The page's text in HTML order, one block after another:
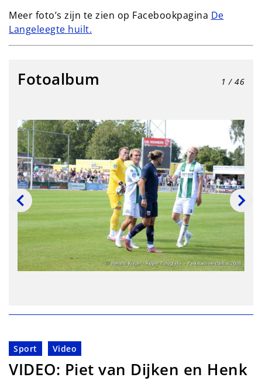
Meer foto’s zijn te zien op Facebookpagina De
Langeleegte huilt.
Fotoalbum 1 / 46
Sport Video
VIDEO: Piet van Dijken en Henk